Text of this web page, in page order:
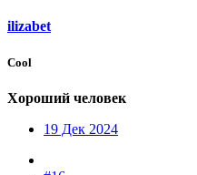
ilizabet
Cool
Хороший человек
19 Дек 2024